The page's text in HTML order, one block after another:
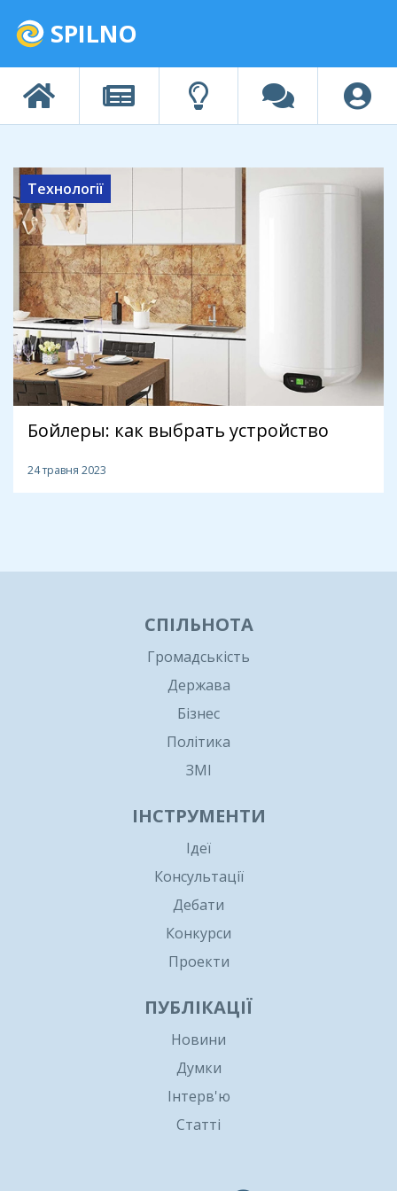
SPILNO
Технології
Бойлеры: как выбрать устройство
24 травня 2023
СПІЛЬНОТА
Громадськість
Держава
Бізнес
Політика
ЗМІ
ІНСТРУМЕНТИ
Ідеї
Консультації
Дебати
Конкурси
Проекти
ПУБЛІКАЦІЇ
Новини
Думки
Інтерв'ю
Статті